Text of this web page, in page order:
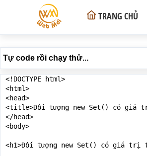
TRANG CHỦ
Tự code rồi chạy thử...
<!DOCTYPE html>
<html>
<head>
<title>Đối tượng new Set() có giá
</head>
<body>
<h1>Đối tượng new Set() có giá trị